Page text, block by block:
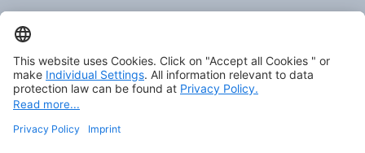
ANNONCES
Actualités
Salons et événements
Downloadcenter